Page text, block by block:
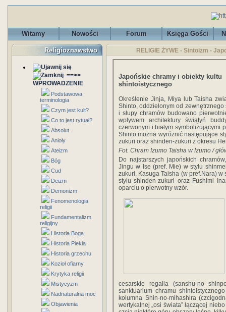
Witamy Nowości Forum Księga Gości
Religioznawstwo
==>>
WPROWADZENIE
Podstawowa
terminologia
Czym jest kult?
Co to jest rytuał?
Absolut
Anioły
Ateizm
Bóg
Cud
Deizm
Demonizm
Fenomenologia
religii
Fundamentalizm
religijny
Historia Boga
Historia Piekła
Historia grzechu
Kozioł ofiarny
Krytyka religii
Mistycyzm
Nadnaturalna moc
Objawienia
RELIGIE ŻYWE - Sintoizm -
Japońskie chramy i obiekty kultu
shintoistycznego
Określenie Jinja, Miya lub Taisha
Shinto, oddzielonym od
i słupy chramów budowano
wpływem architektury świątyń
czerwonym i białym symbolizującymi
Shinto można wyróżnić następujące
zukuri oraz shinden-zukuri z okresu
Fot. Chram Izumo Taisha w Izumo /
Do najstarszych japońskich
Jingu w Ise (pref. Mie) w stylu
zukuri, Kasuga Taisha (w pref.Nara)
stylu shinden-zukuri oraz Fushimi
oparciu o pierwotny wzór.
cesarskie regalia (sanshu-no
sanktuarium chramu
kolumna Shin-no-mihashira
wertykalnej „osi świata” łączącej